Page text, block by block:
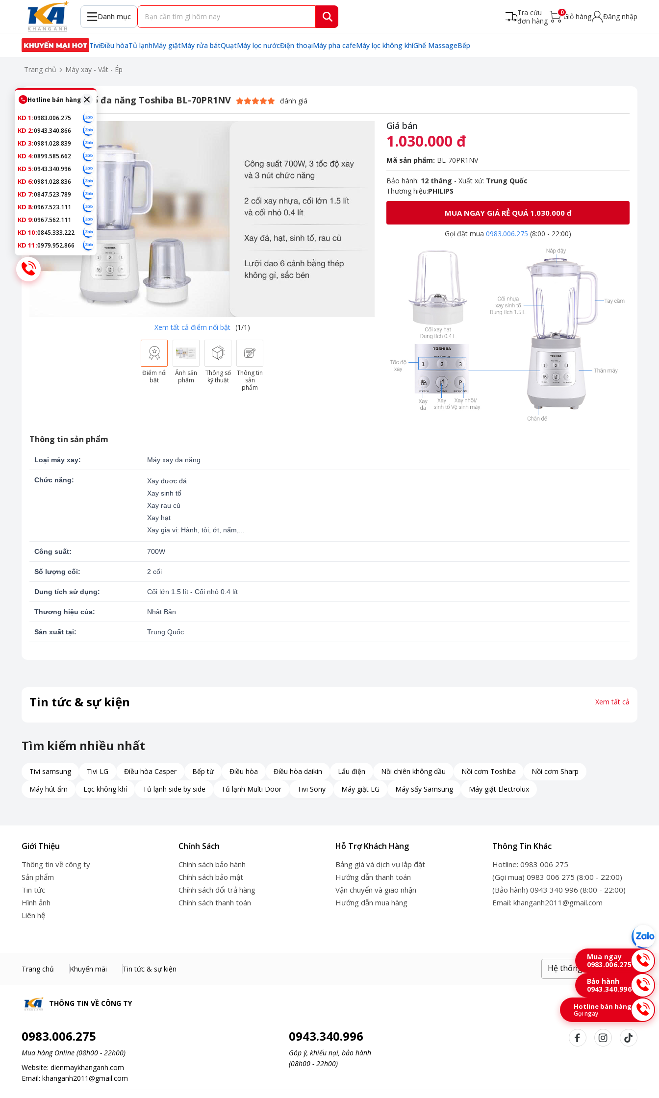
Danh mục
Tra cứu
đơn hàng
0Giỏ hàng Đăng nhập
TiviĐiều hòaTủ lạnhMáy giặtMáy rửa bátQuạtMáy lọc nướcĐiện thoạiMáy pha cafeMáy lọc không khíGhế MassageBếp
Trang chủ Máy xay - Vắt - Ép
Máy xay sinh tố đa năng Toshiba BL-70PR1NV đánh giá
Xem tất cả điểm nổi bật (1/1)
Điểm nổi
bật
Ảnh sản
phẩm
Thông số
kỹ thuật
Thông tin
sản
phẩm
Giá bán
1.030.000 đ
Mã sản phẩm: BL-70PR1NV
Bảo hành: 12 tháng - Xuất xứ: Trung Quốc
Thương hiệu:PHILIPS
MUA NGAY GIÁ RẺ QUÁ 1.030.000 đ
Gọi đặt mua 0983.006.275 (8:00 - 22:00)
Thông tin sản phẩm
Loại máy xay: Máy xay đa năng
Chức năng:
Xay được đá
Xay sinh tố
Xay rau củ
Xay hạt
Xay gia vị: Hành, tỏi, ớt, nấm,...
Công suất: 700W
Số lượng cối: 2 cối
Dung tích sử dụng: Cối lớn 1.5 lít - Cối nhỏ 0.4 lít
Thương hiệu của: Nhật Bản
Sản xuất tại: Trung Quốc
Tin tức & sự kiện Xem tất cả
Tìm kiếm nhiều nhất
Tivi samsung Tivi LG Điều hòa Casper Bếp từ Điều hòa Điều hòa daikin Lẩu điện Nồi chiên không dầu Nồi cơm Toshiba
Nồi cơm Sharp
Máy hút ẩm
Lọc không khí Tủ lạnh side by side Tủ lạnh Multi Door Tivi Sony Máy giặt LG Máy sấy Samsung Máy giặt Electrolux
Giới Thiệu
Thông tin về công ty
Sản phẩm
Tin tức
Hình ảnh
Liên hệ
Chính Sách
Chính sách bảo hành
Chính sách bảo mật
Chính sách đổi trả hàng
Chính sách thanh toán
Hỗ Trợ Khách Hàng
Bảng giá và dịch vụ lắp đặt
Hướng dẫn thanh toán
Vận chuyển và giao nhận
Hướng dẫn mua hàng
Thông Tin Khác
Hotline: 0983 006 275
(Gọi mua) 0983 006 275 (8:00 - 22:00)
(Bảo hành) 0943 340 996 (8:00 - 22:00)
Email: khanganh2011@gmail.com
Trang chủ Khuyến mãi Tin tức & sự kiện Hệ thống cửa hàng
THÔNG TIN VỀ CÔNG TY
0983.006.275
Mua hàng Online (08h00 - 22h00)
Website: dienmaykhanganh.com
Email: khanganh2011@gmail.com
0943.340.996
Góp ý, khiếu nại, bảo hành
(08h00 - 22h00)
Hotline bán hàng
KD 1:0983.006.275
KD 2:0943.340.866
KD 3:0981.028.839
KD 4:0899.585.662
KD 5:0943.340.996
KD 6:0981.028.836
KD 7:0847.523.789
KD 8:0967.523.111
KD 9:0967.562.111
KD 10:0845.333.222
KD 11:0979.952.866
Mua ngay
0983.006.275
Bảo hành
0943.340.996
Hotline bán hàng
Gọi ngay